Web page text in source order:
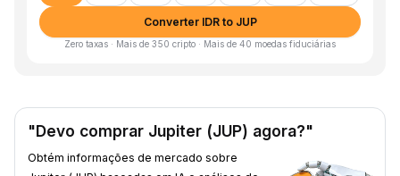
Converter IDR to JUP
Zero taxas · Mais de 350 cripto · Mais de 40 moedas fiduciárias
"Devo comprar Jupiter (JUP) agora?"
Obtém informações de mercado sobre